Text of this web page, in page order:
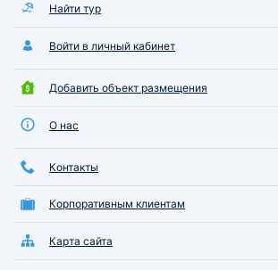
Найти тур
Войти в личный кабинет
Добавить объект размещения
О нас
Контакты
Корпоративным клиентам
Карта сайта